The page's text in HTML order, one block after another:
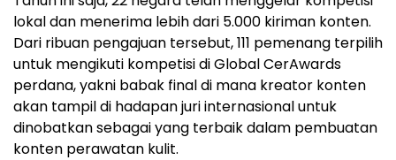
lokal dan menerima lebih dari 5.000 kiriman konten.
Dari ribuan pengajuan tersebut, 111 pemenang terpilih
untuk mengikuti kompetisi di Global CerAwards
perdana, yakni babak final di mana kreator konten
akan tampil di hadapan juri internasional untuk
dinobatkan sebagai yang terbaik dalam pembuatan
konten perawatan kulit.